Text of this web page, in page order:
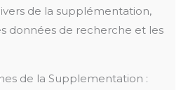
de la supplémentation,
données de recherche et les
de la Supplementation :